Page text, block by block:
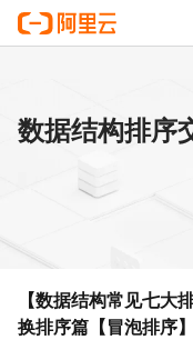
数据结构排序
【数据结构常见七
换排序篇【冒泡排序